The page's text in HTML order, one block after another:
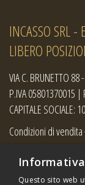
INCASSO SRL -
LIBERO
VIA C. BRUNETTO 88
P.IVA 05801370015 |
CAPITALE SOCIALE:
Condizioni di vendita
Questo sito web